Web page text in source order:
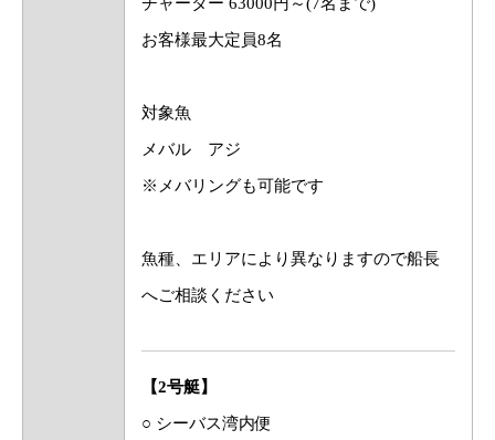
チャーター 63000円～(7名まで)
お客様最大定員8名
対象魚
メバル アジ
※メバリングも可能です
魚種、エリアにより異なりますので船長
へご相談ください
【2号艇】
○ シーバス湾内便